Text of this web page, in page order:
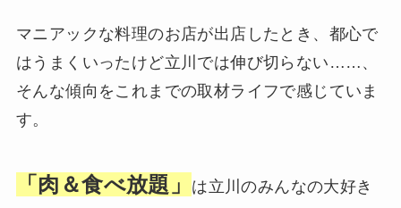
マニアックな料理のお店が出店したとき、都心で
はうまくいったけど立川では伸び切らない……、
そんな傾向をこれまでの取材ライフで感じていま
す。
「肉＆食べ放題」
は立川のみんなの大好き